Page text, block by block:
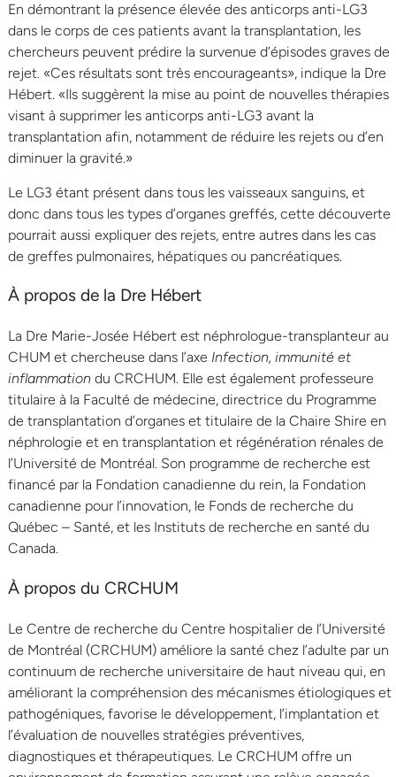
En démontrant la présence élevée des anticorps anti-LG3
dans le corps de ces patients avant la transplantation, les
chercheurs peuvent prédire la survenue d’épisodes graves de
rejet. «Ces résultats sont très encourageants», indique la Dre
Hébert. «Ils suggèrent la mise au point de nouvelles thérapies
visant à supprimer les anticorps anti-LG3 avant la
transplantation afin, notamment de réduire les rejets ou d’en
diminuer la gravité.»
Le LG3 étant présent dans tous les vaisseaux sanguins, et
donc dans tous les types d’organes greffés, cette découverte
pourrait aussi expliquer des rejets, entre autres dans les cas
de greffes pulmonaires, hépatiques ou pancréatiques.
À propos de la Dre Hébert
La Dre Marie-Josée Hébert est néphrologue-transplanteur au
CHUM et chercheuse dans l’axe Infection, immunité et
inflammation du CRCHUM. Elle est également professeure
titulaire à la Faculté de médecine, directrice du Programme
de transplantation d’organes et titulaire de la Chaire Shire en
néphrologie et en transplantation et régénération rénales de
l’Université de Montréal. Son programme de recherche est
financé par la Fondation canadienne du rein, la Fondation
canadienne pour l’innovation, le Fonds de recherche du
Québec – Santé, et les Instituts de recherche en santé du
Canada.
À propos du CRCHUM
Le Centre de recherche du Centre hospitalier de l’Université
de Montréal (CRCHUM) améliore la santé chez l’adulte par un
continuum de recherche universitaire de haut niveau qui, en
améliorant la compréhension des mécanismes étiologiques et
pathogéniques, favorise le développement, l’implantation et
l’évaluation de nouvelles stratégies préventives,
diagnostiques et thérapeutiques. Le CRCHUM offre un